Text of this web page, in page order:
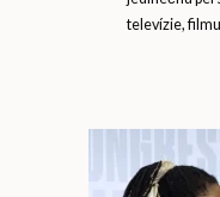
televízie,